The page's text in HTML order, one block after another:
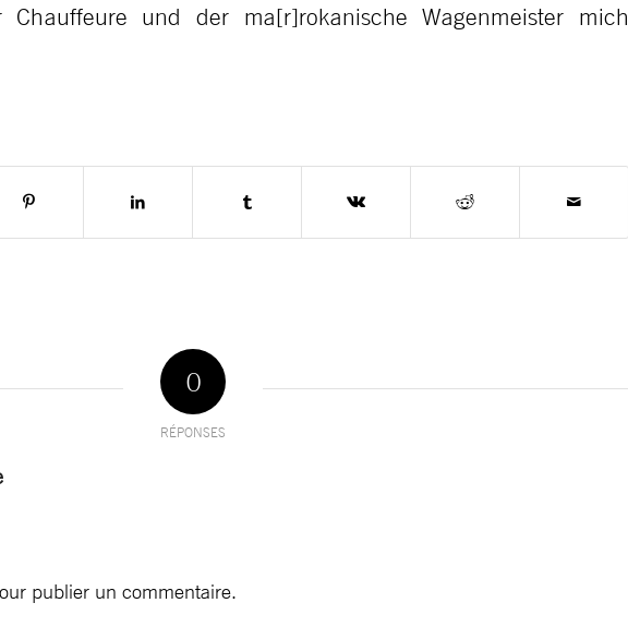
und der ma[r]rokanische Wagenmeister mich
0
RÉPONSES
publier un commentaire.